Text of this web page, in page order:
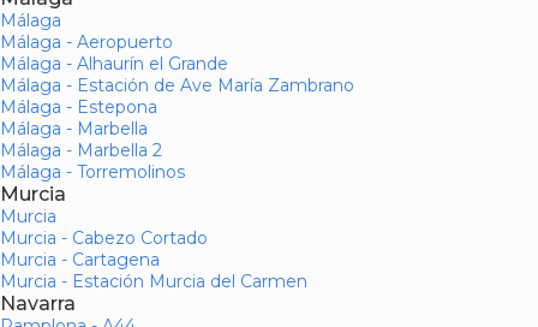
Málaga
Málaga - Aeropuerto
Málaga - Alhaurín el Grande
Málaga - Estación de Ave María Zambrano
Málaga - Estepona
Málaga - Marbella
Málaga - Marbella 2
Málaga - Torremolinos
Murcia
Murcia
Murcia - Cabezo Cortado
Murcia - Cartagena
Murcia - Estación Murcia del Carmen
Navarra